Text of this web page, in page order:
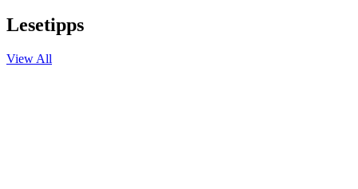
Lesetipps
View All